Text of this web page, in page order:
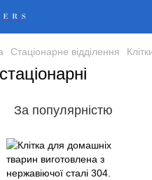
Стаціонарне відділення
За популярністю